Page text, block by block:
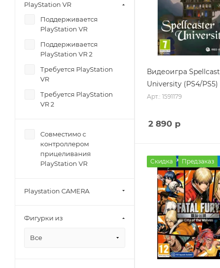
Видеоигра
University (PS4/PS5)
Арт.: 1591179
2 890 р
Скидка Предзаказ
24
25
32
40
48
50
66
70
100
PlayStation VR
Поддерживается
PlayStation VR
Поддерживается
PlayStation VR 2
Требуется PlayStation
VR
Требуется PlayStation
VR 2
Совместимо с
контроллером
прицеливания
PlayStation VR
Playstation CAMERA
Фигурки из
Все